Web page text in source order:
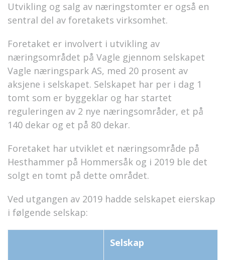
Utvikling og salg av næringstomter er også en
sentral del av foretakets virksomhet.
Foretaket er involvert i utvikling av
næringsområdet på Vagle gjennom selskapet
Vagle næringspark AS, med 20 prosent av
aksjene i selskapet. Selskapet har per i dag 1
tomt som er byggeklar og har startet
reguleringen av 2 nye næringsområder, et på
140 dekar og et på 80 dekar.
Foretaket har utviklet et næringsområde på
Hesthammer på Hommersåk og i 2019 ble det
solgt en tomt på dette området.
Ved utgangen av 2019 hadde selskapet eierskap
i følgende selskap:
Selskap